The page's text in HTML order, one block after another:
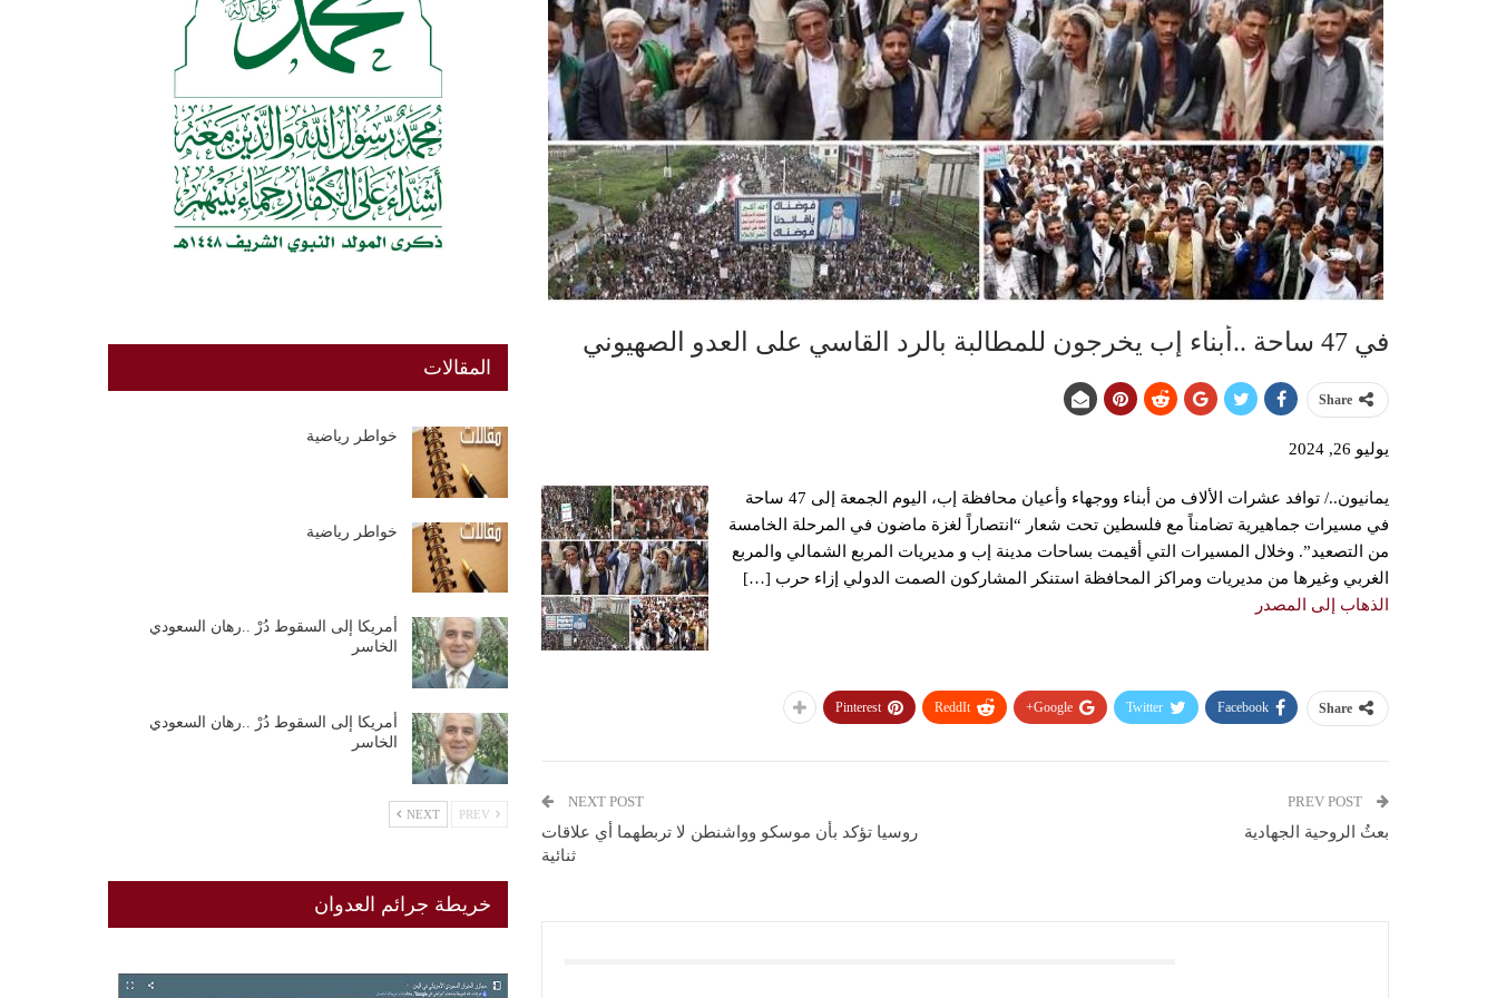
في 47 ساحة ..أبناء إب يخرجون للمطالبة بالرد القاسي على العدو الصهيوني
Share
يوليو 26, 2024
يمانيون../ توافد عشرات الألاف من أبناء ووجهاء وأعيان محافظة إب، اليوم الجمعة إلى 47 ساحة
في مسيرات جماهيرية تضامناً مع فلسطين تحت شعار “انتصاراً لغزة ماضون في المرحلة الخامسة
من التصعيد”. وخلال المسيرات التي أقيمت بساحات مدينة إب و مديريات المربع الشمالي والمربع
الغربي وغيرها من مديريات ومراكز المحافظة استنكر المشاركون الصمت الدولي إزاء حرب […]
الذهاب إلى المصدر
Share
Facebook
Twitter
Google+
ReddIt
Pinterest
بعثُ الروحية الجهادية
NEXT POST
روسيا تؤكد بأن موسكو وواشنطن لا تربطهما أي علاقات
ثنائية
المقالات
خواطر رياضية
خواطر رياضية
أمريكا إلى السقوط دُرْ ..رهان السعودي
الخاسر
أمريكا إلى السقوط دُرْ ..رهان السعودي
الخاسر
NEXT
خريطة جرائم العدوان